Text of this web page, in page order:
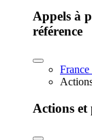
Appels à
référence
Actions et